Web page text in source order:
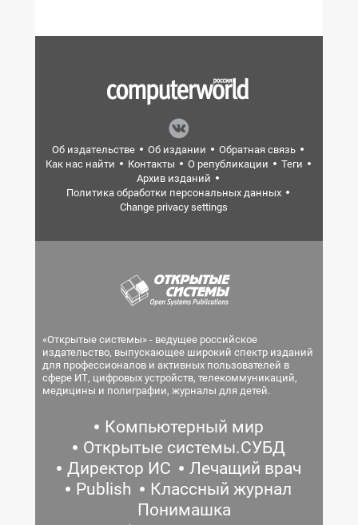
Об издательстве Об издании
Обратная связь
Как нас найти
Контакты О републикации
Теги
Архив изданий
Политика обработки персональных данных
Change privacy settings
«Открытые системы» - ведущее российское
издательство, выпускающее широкий спектр изданий
для профессионалов и активных пользователей в
сфере ИТ, цифровых устройств, телекоммуникаций,
медицины и полиграфии, журналы для детей.
Компьютерный мир
Открытые системы.СУБД
Директор ИС
Лечащий врач
Publish
Классный журнал
Понимашка